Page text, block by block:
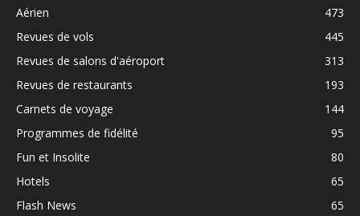
Aérien
473
Revues de vols
445
Revues de salons d'aéroport
313
Revues de restaurants
193
Carnets de voyage
144
Programmes de fidélité
95
Fun et Insolite
80
Hotels
65
Flash News
65